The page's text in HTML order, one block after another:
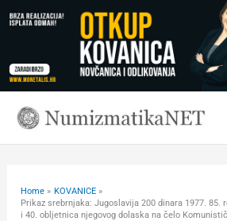
to
Home
KOVANICE
Prikaz srebrnjaka: Jugoslavija 200 dinara 1977. 85.
i 40. obljetnica njegovog dolaska na čelo